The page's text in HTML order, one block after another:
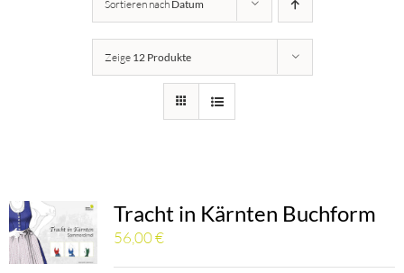
Kärntner Bildungswerk
Kontakt
Sortieren nach Datum
Zeige 12 Produkte
Tracht in Kärnten Buchform
56,00€